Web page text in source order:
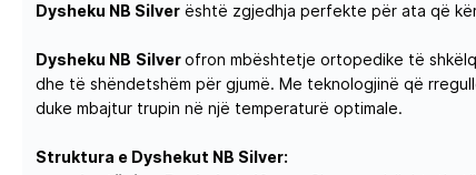
Dysheku NB Silver është zgjedhja perfekte për ata që
Dysheku NB Silverofron mbështetje ortopedike të
dhe të shëndetshëm për gjumë. Me teknologjinë që
duke mbajtur trupin në një temperaturë optimale.
Struktura e Dyshekut NB Silver: